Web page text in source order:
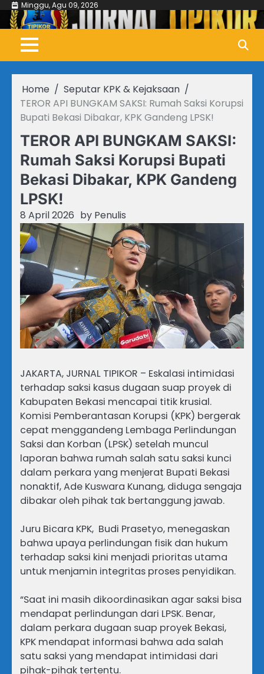
Skip
content
Minggu, Agu 09, 2026
Home
Seputar KPK & Kejaksaan
TEROR API BUNGKAM SAKSI: Rumah Saksi Korupsi
Bupati Bekasi Dibakar, KPK Gandeng LPSK!
TEROR API BUNGKAM SAKSI:
Rumah Saksi Korupsi Bupati
Bekasi Dibakar, KPK Gandeng
LPSK!
8 April 2026 by Penulis
JAKARTA, JURNAL TIPIKOR – Eskalasi intimidasi
terhadap saksi kasus dugaan suap proyek di
Kabupaten Bekasi mencapai titik krusial.
Komisi Pemberantasan Korupsi (KPK) bergerak
cepat menggandeng Lembaga Perlindungan
Saksi dan Korban (LPSK) setelah muncul
laporan bahwa rumah salah satu saksi kunci
dalam perkara yang menjerat Bupati Bekasi
nonaktif, Ade Kuswara Kunang, diduga sengaja
dibakar oleh pihak tak bertanggung jawab.
Juru Bicara KPK, Budi Prasetyo, menegaskan
bahwa upaya perlindungan fisik dan hukum
terhadap saksi kini menjadi prioritas utama
untuk menjamin integritas proses penyidikan.
“Saat ini masih dikoordinasikan agar saksi bisa
mendapat perlindungan dari LPSK. Benar,
dalam perkara dugaan suap proyek Bekasi,
KPK mendapat informasi bahwa ada salah
satu saksi yang mendapat intimidasi dari
pihak-pihak tertentu.